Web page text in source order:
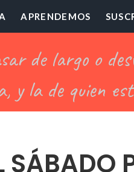
APRENDEMOS
SÁBADO